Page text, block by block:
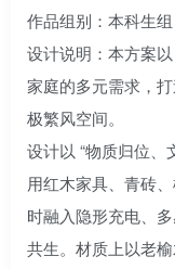
作品组别：本科生组
设计说明：本方案
家庭的多元需求，
极繁风空间。
设计以 “物质归位、
用红木家具、青砖
时融入隐形充电、
共生。材质上以老